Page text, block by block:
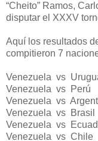
“Cheito” Ramos,
disputar el XXXV
Aquí los resultados
compitieron 7
Venezuela vs
Venezuela vs
Venezuela vs
Venezuela vs
Venezuela vs
Venezuela vs